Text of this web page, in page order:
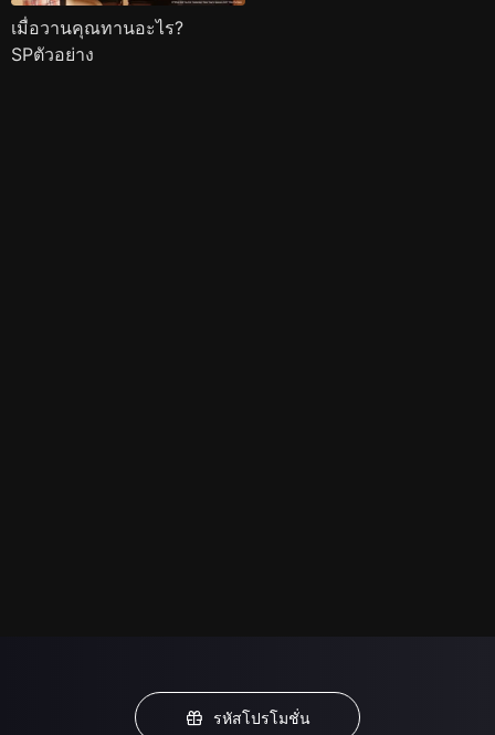
เมื่อวานคุณทานอะไร?
SPตัวอย่าง
รหัสโปรโมชั่น